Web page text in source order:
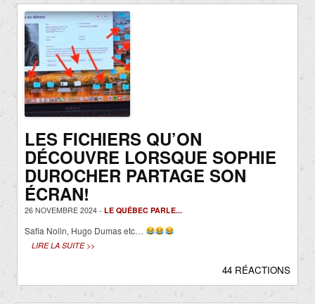
LES FICHIERS QU’ON
DÉCOUVRE LORSQUE SOPHIE
DUROCHER PARTAGE SON
ÉCRAN!
26 NOVEMBRE 2024 - LE QUÉBEC PARLE...
Safia Nolin, Hugo Dumas etc…
LIRE LA SUITE >>
44 RÉACTIONS